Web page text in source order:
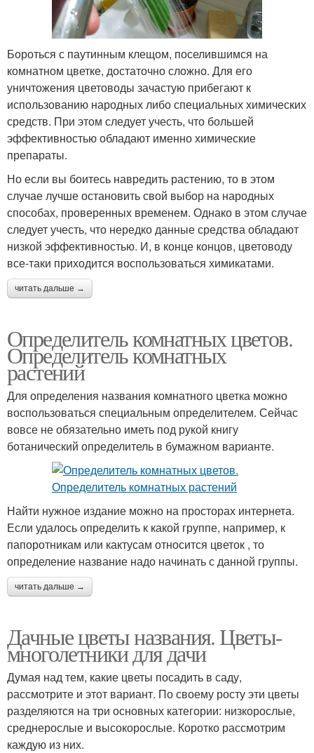
Бороться с паутинным клещом, поселившимся на
комнатном цветке, достаточно сложно. Для его
уничтожения цветоводы зачастую прибегают к
использованию народных либо специальных химических
средств. При этом следует учесть, что большей
эффективностью обладают именно химические
препараты.
Но если вы боитесь навредить растению, то в этом
случае лучше остановить свой выбор на народных
способах, проверенных временем. Однако в этом случае
следует учесть, что нередко данные средства обладают
низкой эффективностью. И, в конце концов, цветоводу
все-таки приходится воспользоваться химикатами.
читать дальше →
Определитель комнатных цветов.
Определитель комнатных
растений
Для определения названия комнатного цветка можно
воспользоваться специальным определителем. Сейчас
вовсе не обязательно иметь под рукой книгу
ботанический определитель в бумажном варианте.
Найти нужное издание можно на просторах интернета.
Если удалось определить к какой группе, например, к
папоротникам или кактусам относится цветок , то
определение название надо начинать с данной группы.
читать дальше →
Дачные цветы названия. Цветы-
многолетники для дачи
Думая над тем, какие цветы посадить в саду,
рассмотрите и этот вариант. По своему росту эти цветы
разделяются на три основных категории: низкорослые,
среднерослые и высокорослые. Коротко рассмотрим
каждую из них.